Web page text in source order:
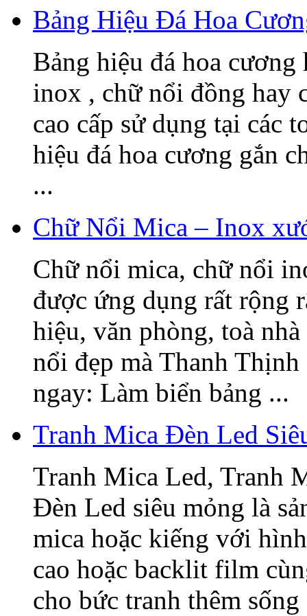
Bảng Hiệu Đá Hoa
Bảng hiệu đá hoa
inox , chữ nổi đồng hay
cao cấp sử dụng tại các
hiệu đá hoa cương gắn
...
Chữ Nổi Mica – Inox
Chữ nổi mica, chữ nổi
được ứng dụng rất rộng
hiệu, văn phòng, toà
nổi đẹp mà Thanh
ngay: Làm biển bảng ...
Tranh Mica Đèn Led
Tranh Mica Led, Tranh
Đèn Led siêu mỏng là
mica hoặc kiếng với
cao hoặc backlit film
cho bức tranh thêm